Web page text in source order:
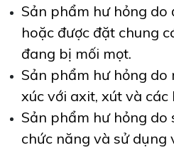
Sản phẩm hư hỏng do
hoặc được đặt chung
đang bị mối mọt.
Sản phẩm hư hỏng
xúc với axit, xút và các
Sản phẩm hư hỏng
chức năng và sử dụng